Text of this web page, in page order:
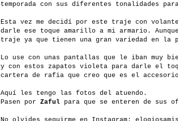
temporada con sus diferentes tonalidades
Esta vez me decidí por este traje con
darle ese toque amarillo a mi armario.
traje ya que tienen una gran variedad en la
Lo use con unas pantallas que le iban
y con estos zapatos violeta para darle el
cartera de rafia que creo que es el
Aquí les tengo las fotos del atuendo.
Pasen por Zaful para que se enteren de sus